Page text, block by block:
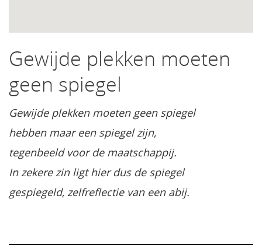
Gewijde plekken moeten
geen spiegel
Gewijde plekken moeten geen spiegel
hebben maar een spiegel zijn,
tegenbeeld voor de maatschappij.
In zekere zin ligt hier dus de spiegel
gespiegeld, zelfreflectie van een abij.